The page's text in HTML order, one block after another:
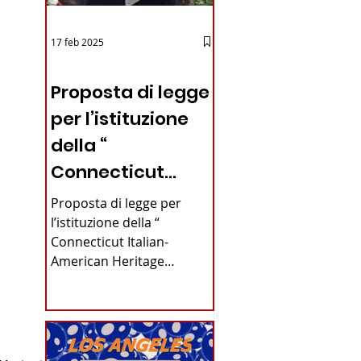
Proposta di legge
per l’istituzione
della “
Connecticut
Italian-American
Heritage
Commission”
Connecticut
Proposta di legge per
l’istituzione della “
Connecticut Italian-
American Heritage
Alfonso...
17 feb 2025